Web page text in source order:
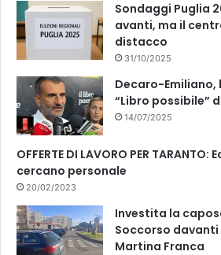
Sondaggi Puglia
avanti, ma il
distacco
31/10/2025
Decaro-
“Libro possibile”
14/07/2025
OFFERTE DI LAVORO PER
cercano personale
20/02/2023
Investita la
Soccorso davanti
Martina Franca